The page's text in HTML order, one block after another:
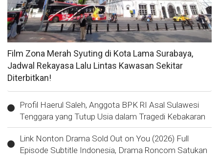
Film Zona Merah Syuting di Kota Lama Surabaya,
Jadwal Rekayasa Lalu Lintas Kawasan Sekitar
Diterbitkan!
Profil Haerul Saleh, Anggota BPK RI Asal Sulawesi
Tenggara yang Tutup Usia dalam Tragedi Kebakaran
Link Nonton Drama Sold Out on You (2026) Full
Episode Subtitle Indonesia, Drama Roncom Satukan